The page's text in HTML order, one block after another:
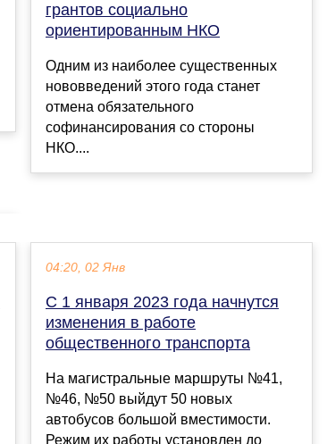
грантов социально
ориентированным НКО
Одним из наиболее существенных
нововведений этого года станет
отмена обязательного
софинансирования со стороны
НКО....
04:20, 02 Янв
С 1 января 2023 года начнутся
изменения в работе
общественного транспорта
На магистральные маршруты №41,
№46, №50 выйдут 50 новых
автобусов большой вместимости.
Режим их работы установлен до